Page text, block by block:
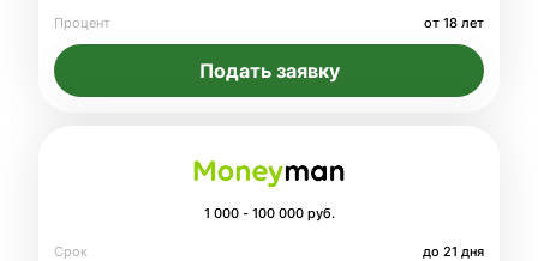
Процент
от 18 лет
Подать заявку
1 000 - 100 000 руб.
Срок
до 21 дня